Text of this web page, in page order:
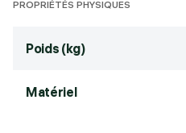
PROPRIÉTÉS PHYSIQUES
Poids (kg)
Matériel